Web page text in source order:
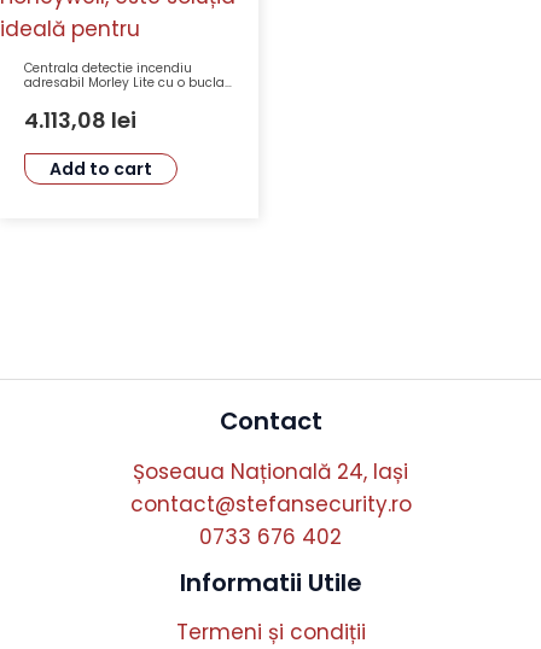
Centrala detectie incendiu
adresabil Morley Lite cu o bucla,
4.113,08 lei
Add to cart
Contact
Șoseaua Națională 24, Iași
contact@stefansecurity.ro
0733 676 402
Informatii Utile
Termeni și condiții